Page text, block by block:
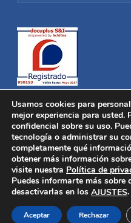
Distronica © 2016 Todos los
Política de
Usamos cookies para
mejor experiencia para
confidencial sobre su uso.
tecnología o administrar su
completamente qué
obtener más información
visite nuestra Política de
Puedes informarte más
desactivarlas en los AJUSTES.
Aceptar Rechazar